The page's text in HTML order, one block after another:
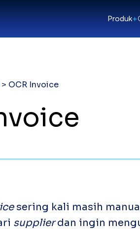
Produk+
> OCR Invoice
sering kali masih
supplierdan ingin